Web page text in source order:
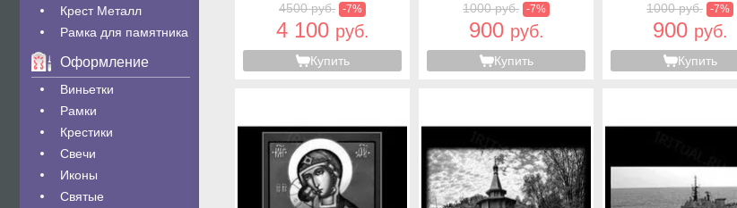
Крест Металл
Рамка для памятника
Оформление
Виньетки
Рамки
Крестики
Свечи
Иконы
Святые
4500 руб. -7%
4 100 руб.
Купить
1000 руб. -7%
900 руб.
Купить
1000 руб. -7%
900 руб.
Купить